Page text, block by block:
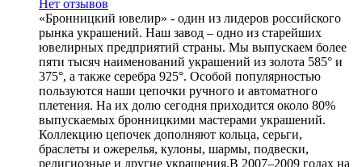
Нет отзывов
«Бронницкий ювелир» - один из лидеров российского
рынка украшений. Наш завод – одно из старейших
ювелирных предприятий страны. Мы выпускаем более
пяти тысяч наименований украшений из золота 585° и
375°, а также серебра 925°. Особой популярностью
пользуются наши цепочки ручного и автоматного
плетения. На их долю сегодня приходится около 80%
выпускаемых бронницкими мастерами украшений.
Коллекцию цепочек дополняют кольца, серьги,
браслеты и ожерелья, кулоны, шармы, подвески,
религиозные и другие украшения.В 2007–2009 годах на